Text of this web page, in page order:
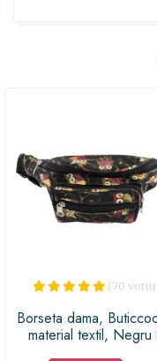
orice ocazie.
(70
Borseta dama,
material textil, Negru